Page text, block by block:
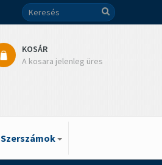
KOSÁR
A kosara jelenleg üres
Szerszámok